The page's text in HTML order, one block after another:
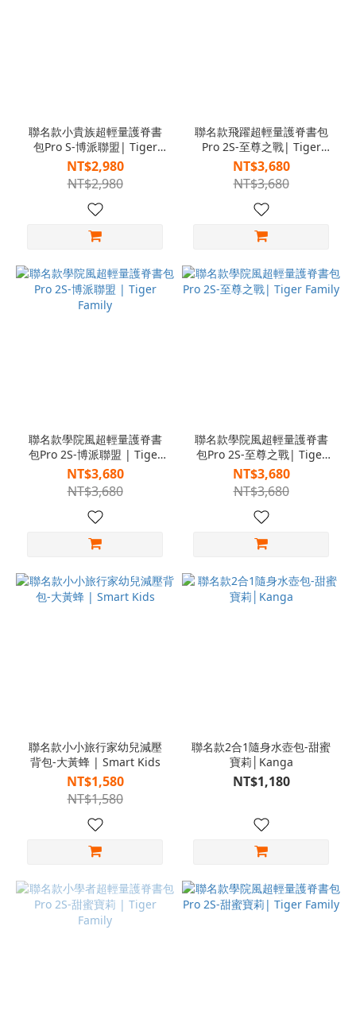
聯名款小貴族超輕量護脊書
包Pro S-博派聯盟| Tiger
Family
NT$2,980
NT$2,980
聯名款飛躍超輕量護脊書包
Pro 2S-至尊之戰| Tiger
Family
NT$3,680
NT$3,680
聯名款學院風超輕量護脊書
包Pro 2S-博派聯盟 | Tiger
Family
NT$3,680
NT$3,680
聯名款學院風超輕量護脊書
包Pro 2S-至尊之戰| Tiger
Family
NT$3,680
NT$3,680
聯名款小小旅行家幼兒減壓
背包-大黃蜂 | Smart Kids
NT$1,580
NT$1,580
聯名款2合1隨身水壺包-甜蜜
寶莉│Kanga
NT$1,180